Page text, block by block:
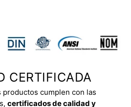
CERTIFICADA
productos cumplen con las
certificados de calidad y